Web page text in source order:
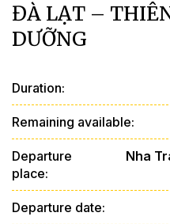
ĐÀ LẠT –
DƯỠNG
Duration:
Remaining available:
Departure
place:
Nha
Departure date: